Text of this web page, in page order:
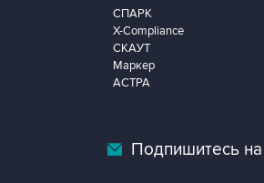
СПАРК
X-Compliance
СКАУТ
Маркер
АСТРА
Подпишитесь